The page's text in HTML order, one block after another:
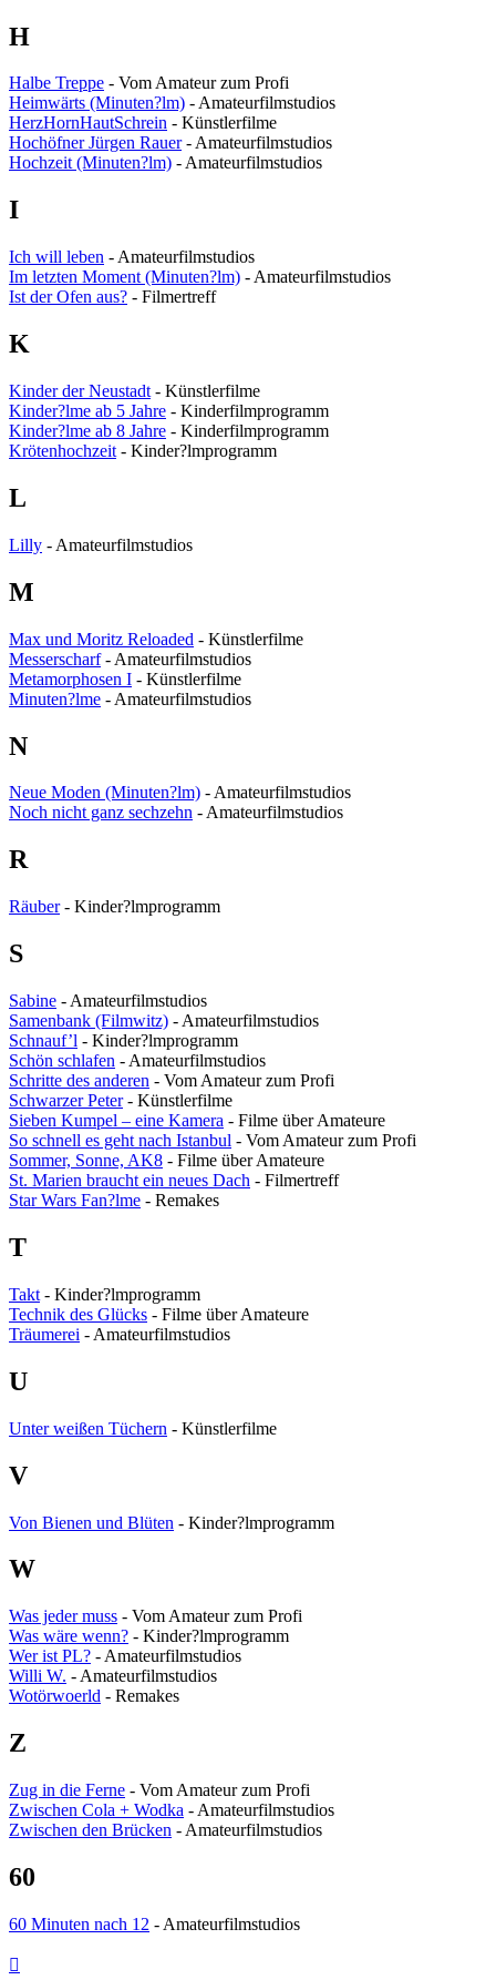
H
Halbe Treppe - Vom Amateur zum Profi
Heimwärts (Minuten?lm) - Amateurfilmstudios
HerzHornHautSchrein - Künstlerfilme
Hochöfner Jürgen Rauer- Amateurfilmstudios
Hochzeit (Minuten?lm) - Amateurfilmstudios
I
Ich will leben - Amateurfilmstudios
Im letzten Moment (Minuten?lm) - Amateurfilmstudios
Ist der Ofen aus? - Filmertreff
K
Kinder der Neustadt - Künstlerfilme
Kinder?lme ab 5 Jahre - Kinderfilmprogramm
Kinder?lme ab 8 Jahre - Kinderfilmprogramm
Krötenhochzeit - Kinder?lmprogramm
L
Lilly - Amateurfilmstudios
M
Max und Moritz Reloaded - Künstlerfilme
Messerscharf- Amateurfilmstudios
Metamorphosen I - Künstlerfilme
Minuten?lme - Amateurfilmstudios
N
Neue Moden (Minuten?lm) - Amateurfilmstudios
Noch nicht ganz sechzehn - Amateurfilmstudios
R
Räuber- Kinder?lmprogramm
S
Sabine - Amateurfilmstudios
Samenbank (Filmwitz) - Amateurfilmstudios
Schnauf’l - Kinder?lmprogramm
Schön schlafen - Amateurfilmstudios
Schritte des anderen - Vom Amateur zum Profi
Schwarzer Peter- Künstlerfilme
Sieben Kumpel – eine Kamera - Filme über Amateure
So schnell es geht nach Istanbul - Vom Amateur zum Profi
Sommer, Sonne, AK8 - Filme über Amateure
St. Marien braucht ein neues Dach - Filmertreff
Star Wars Fan?lme - Remakes
T
Takt - Kinder?lmprogramm
Technik des Glücks - Filme über Amateure
Träumerei - Amateurfilmstudios
U
Unter weißen Tüchern - Künstlerfilme
V
Von Bienen und Blüten - Kinder?lmprogramm
W
Was jeder muss - Vom Amateur zum Profi
Was wäre wenn? - Kinder?lmprogramm
Wer ist PL? - Amateurfilmstudios
Willi W. - Amateurfilmstudios
Wotörwoerld - Remakes
Z
Zug in die Ferne - Vom Amateur zum Profi
Zwischen Cola + Wodka - Amateurfilmstudios
Zwischen den Brücken - Amateurfilmstudios
60
60 Minuten nach 12 - Amateurfilmstudios
